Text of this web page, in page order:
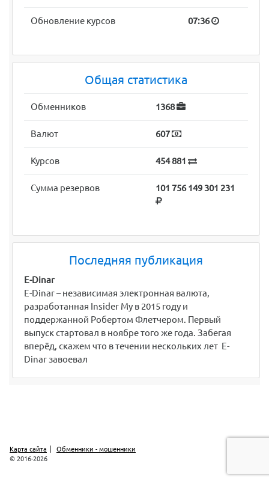
Обновление курсов 07:36
Общая статистика
Обменников 1368
Валют 607
Курсов 454 881
Сумма резервов 101 756 149 301 231
Последняя публикация
E-Dinar
E-Dinar – независимая электронная валюта,
разработанная Insider My в 2015 году и
поддержанной Робертом Флетчером. Первый
выпуск стартовал в ноябре того же года. Забегая
вперёд, скажем что в течении нескольких лет E-
Dinar завоевал
Карта сайта
Обменники - мошенники
© 2016-2026